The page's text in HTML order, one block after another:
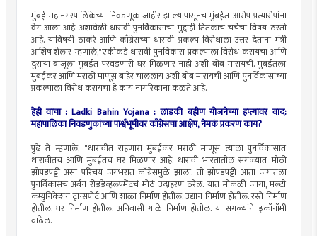
मुंबई महानगरपालिकेच्या निवडणूक जाहीर झाल्यापासूनच मुंबईत आरोप-प्रत्यारोपांना
वेग आला आहे. अशावेळी धारावी पुनर्विकासाचा मुद्दाही तितकाच चर्चेचा विषय ठरतो
आहे. याविषयी ठाकरे आणि काँग्रेसच्या धारावी प्रकल्प विरोधाला उत्तर देताना मंत्री
आशिष शेलार म्हणाले,"एकीकडे धारावी पुनर्विकास प्रकल्पाला विरोध करायचा आणि
दुसऱ्या बाजूला मुंबईत परवडणारी घर मिळणार नाही अशी बोंब मारायची. मुंबईतला
मुंबईकर आणि मराठी माणूस बाहेर चाललाय अशी बोंब मारायची आणि पुनर्विकासाच्या
प्रकल्पाला विरोध करायचा हे काय नागरिकांना कळते आहे.
हेही वाचा :Ladki Bahin Yojana : लाडकी बहीण योजनेच्या हप्त्यावर वाद:
महापालिका निवडणुकांच्या पार्श्वभूमीवर काँग्रेसचा आक्षेप, नेमकं प्रकरण काय?
पुढे ते म्हणाले, "धारावीत राहणारा मुंबईकर मराठी माणूस त्याला पुनर्विकासात
धारावीतच आणि मुंबईतच घर मिळणार आहे. धारावी भारतातील सगळ्यात मोठी
झोपडपट्टी असा परिचय जगभरात काँग्रेसमुळे झाला. ती झोपडपट्टी आता जगातला
पुनर्विकासच अर्बन रीडडेव्हलपमेंटचं मोठं उदाहरण ठरेल. यात मोकळी जागा, मल्टी
कम्युनिकेशन ट्रान्सपोर्ट आणि शाळा निर्माण होतील. उद्यान निर्माण होतील. रस्ते निर्माण
होतील. घर निर्माण होतील. अनिवासी गाळे निर्माण होतील. या सगळ्यांने इकॉनॉमी
वाढेल.